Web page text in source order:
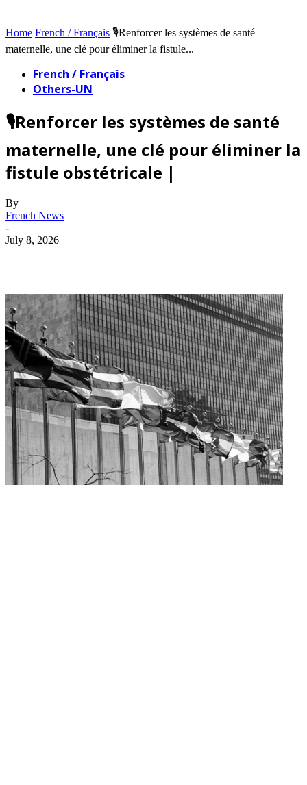
Home French / Français 🎙️Renforcer les systèmes de santé
maternelle, une clé pour éliminer la fistule...
French / Français
Others-UN
🎙️Renforcer les systèmes de santé
maternelle, une clé pour éliminer la
fistule obstétricale |
By
French News
-
July 8, 2026